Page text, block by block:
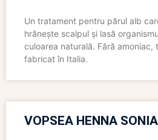
Un tratament pentru părul alb
hrănește scalpul și lasă
culoarea naturală. Fără
fabricat în Italia.
VOPSEA HENNA